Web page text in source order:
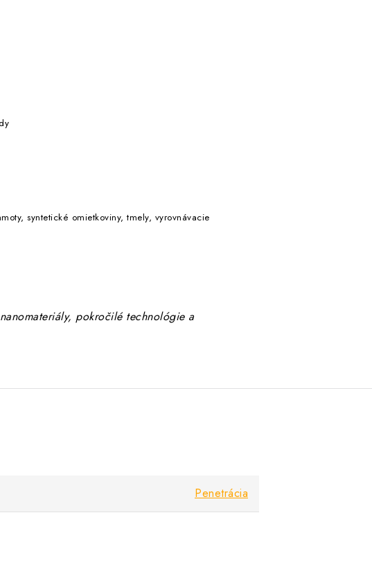
syntetické omietkoviny, tmely, vyrovnávacie
pokročilé technológie a
Penetrácia